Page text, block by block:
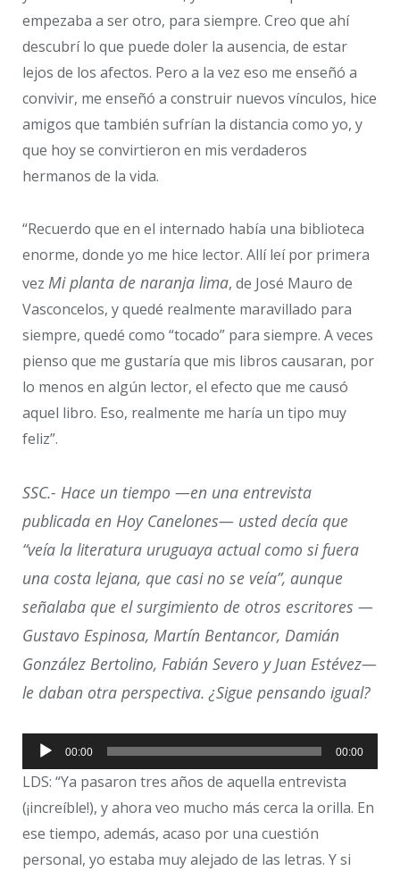
empezaba a ser otro, para siempre. Creo que ahí
descubrí lo que puede doler la ausencia, de estar
lejos de los afectos. Pero a la vez eso me enseñó a
convivir, me enseñó a construir nuevos vínculos, hice
amigos que también sufrían la distancia como yo, y
que hoy se convirtieron en mis verdaderos
hermanos de la vida.
“Recuerdo que en el internado había una biblioteca
enorme, donde yo me hice lector. Allí leí por primera
vez Mi planta de naranja lima, de José Mauro de
Vasconcelos, y quedé realmente maravillado para
siempre, quedé como “tocado” para siempre. A veces
pienso que me gustaría que mis libros causaran, por
lo menos en algún lector, el efecto que me causó
aquel libro. Eso, realmente me haría un tipo muy
feliz”.
SSC.- Hace un tiempo —en una entrevista
publicada en Hoy Canelones— usted decía que
“veía la literatura uruguaya actual como si fuera
una costa lejana, que casi no se veía”, aunque
señalaba que el surgimiento de otros escritores —
Gustavo Espinosa, Martín Bentancor, Damián
González Bertolino, Fabián Severo y Juan Estévez—
le daban otra perspectiva. ¿Sigue pensando igual?
Reproductor
de
00:00 00:00
LDS: “Ya pasaron tres años de aquella entrevista
(¡increíble!), y ahora veo mucho más cerca la orilla. En
ese tiempo, además, acaso por una cuestión
personal, yo estaba muy alejado de las letras. Y si